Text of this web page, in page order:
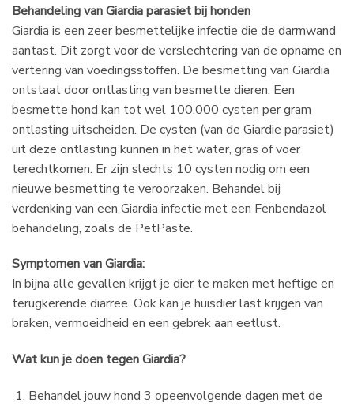
Behandeling van Giardia parasiet bij honden
Giardia is een zeer besmettelijke infectie die de darmwand
aantast. Dit zorgt voor de verslechtering van de opname en
vertering van voedingsstoffen. De besmetting van Giardia
ontstaat door ontlasting van besmette dieren. Een
besmette hond kan tot wel 100.000 cysten per gram
ontlasting uitscheiden. De cysten (van de Giardie parasiet)
uit deze ontlasting kunnen in het water, gras of voer
terechtkomen. Er zijn slechts 10 cysten nodig om een
nieuwe besmetting te veroorzaken. Behandel bij
verdenking van een Giardia infectie met een Fenbendazol
behandeling, zoals de PetPaste.
Symptomen van Giardia:
In bijna alle gevallen krijgt je dier te maken met heftige en
terugkerende diarree. Ook kan je huisdier last krijgen van
braken, vermoeidheid en een gebrek aan eetlust.
Wat kun je doen tegen Giardia?
Behandel jouw hond 3 opeenvolgende dagen met de